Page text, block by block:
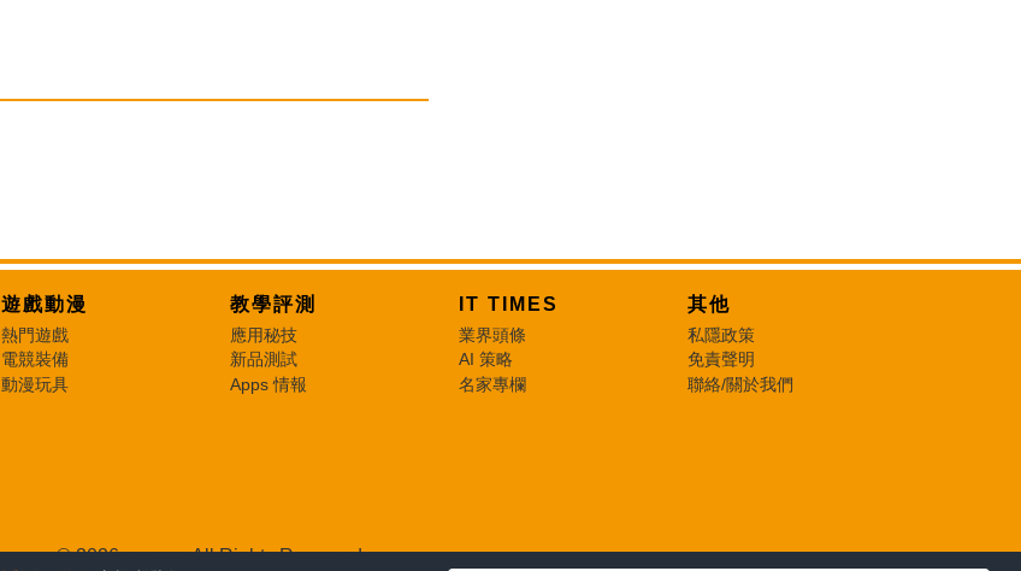
遊戲動漫
熱門遊戲
電競裝備
動漫玩具
教學評測
應用秘技
新品測試
Apps 情報
IT TIMES
業界頭條
AI 策略
名家專欄
其他
私隱政策
免責聲明
聯絡/關於我們
© 2026 e-zone. All Rights Reserved.